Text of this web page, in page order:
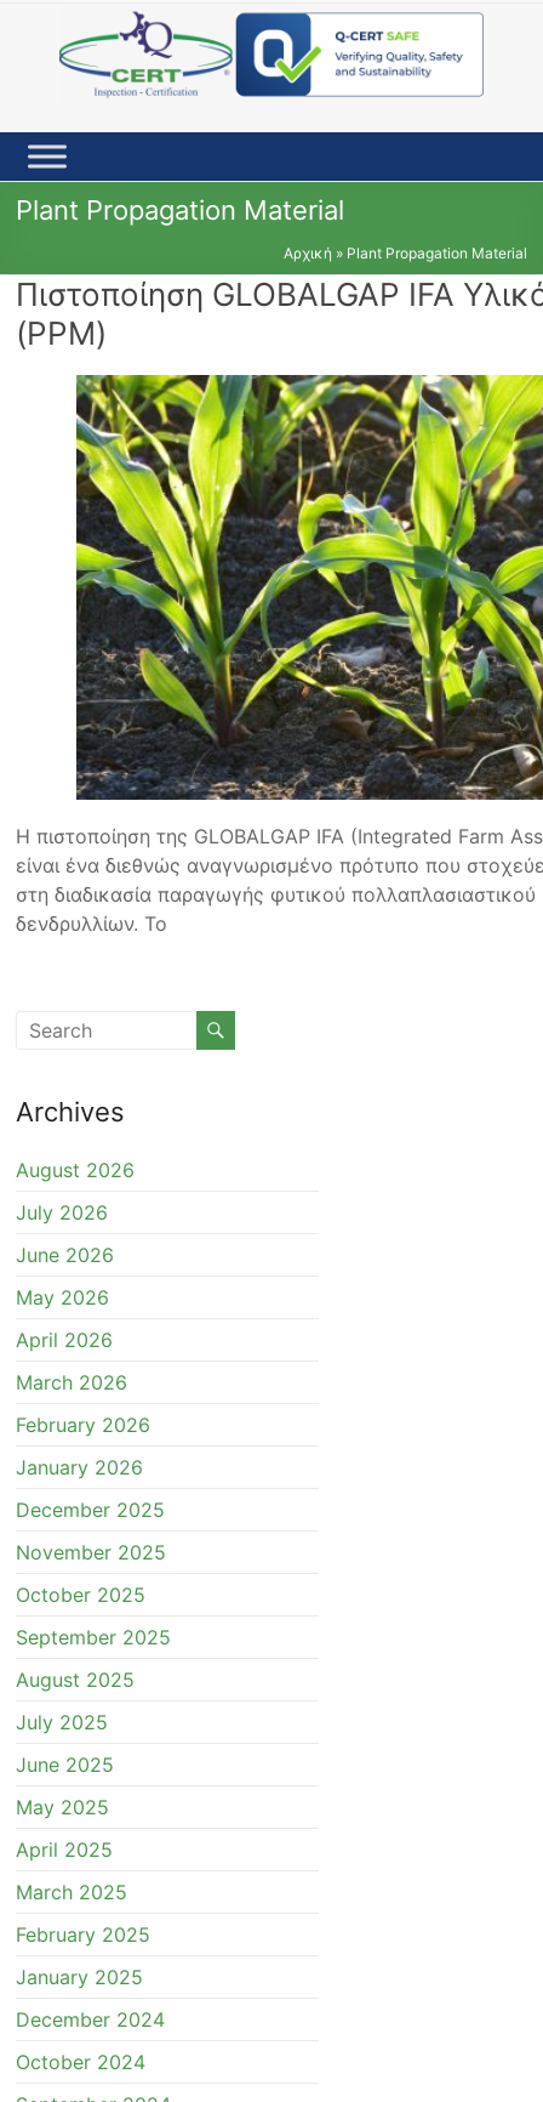
content
Plant Propagation Material
Αρχική » Plant Propagation Material
Πιστοποίηση GLOBALGAP IFA
(PPM)
Η πιστοποίηση της GLOBALGAP IFA (Integrated Farm
είναι ένα διεθνώς αναγνωρισμένο πρότυπο που
στη διαδικασία παραγωγής φυτικού
δενδρυλλίων. Το
Archives
August 2026
July 2026
June 2026
May 2026
April 2026
March 2026
February 2026
January 2026
December 2025
November 2025
October 2025
September 2025
August 2025
July 2025
June 2025
May 2025
April 2025
March 2025
February 2025
January 2025
December 2024
October 2024